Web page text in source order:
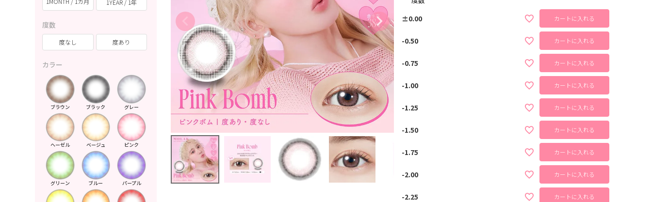
1YEAR / 1年
度数
度なし 度あり
カラー
ブラウン ブラック グレー
ヘーゼル ベージュ ピンク
グリーン ブルー パープル
±0.00
カートに入れる
-0.50 カートに入れる
-0.75 カートに入れる
-1.00 カートに入れる
-1.25 カートに入れる
-1.50 カートに入れる
-1.75 カートに入れる
-2.00 カートに入れる
-2.25 カートに入れる